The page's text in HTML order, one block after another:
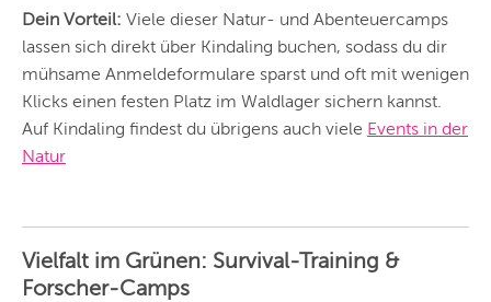
WIEN
ZÜRICH
Dein Vorteil: Viele dieser Natur- und Abenteuercamps
lassen sich direkt über Kindaling buchen, sodass du dir
mühsame Anmeldeformulare sparst und oft mit wenigen
Klicks einen festen Platz im Waldlager sichern kannst.
Auf Kindaling findest du übrigens auch viele Events in der
Natur
Vielfalt im Grünen: Survival-Training &
Forscher-Camps